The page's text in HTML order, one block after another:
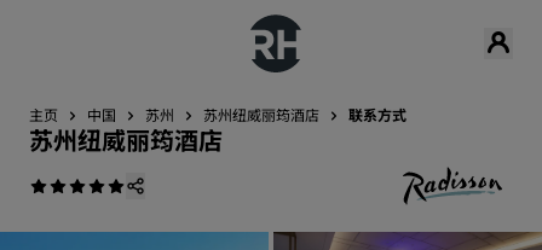
主页 中国 苏州 苏州纽威丽筠酒店 联系方式
苏州纽威丽筠酒店